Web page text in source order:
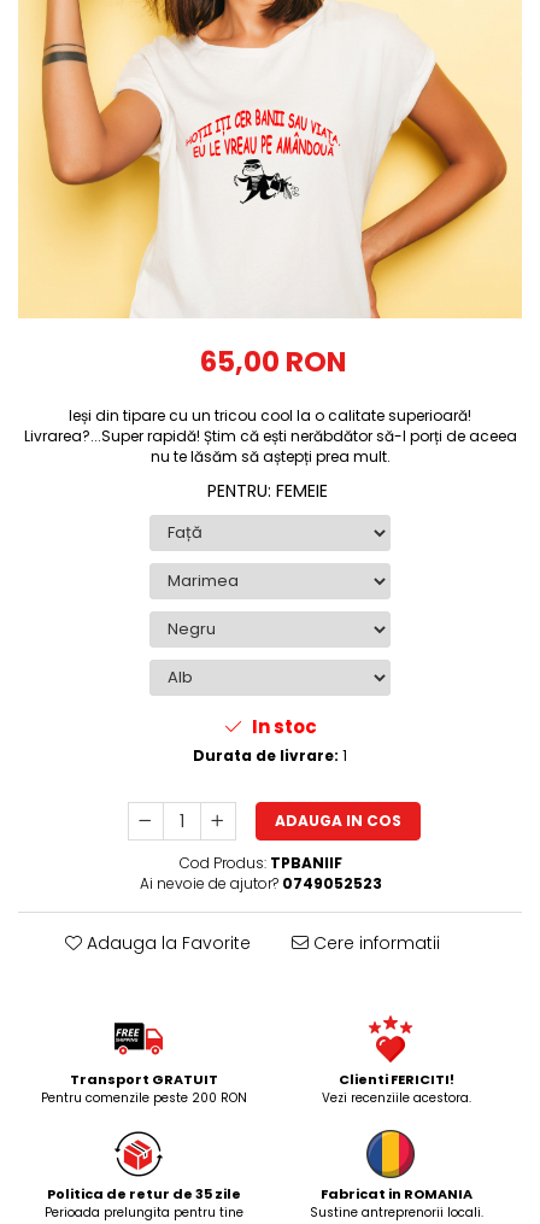
Tricouri Diverse
Tricouri Azi esti Tanar si maine...
Tricouri Motivationale
Tricouri Mamici
Tricouri Pensionari
Tricouri Animalute
Tricouri Stari
Tricouri Gameri
Tricouri Mesaje Virale
Tricouri Zicale Romanesti
Tricouri Copii
65,00 RON
Ieși din tipare cu un tricou cool la o calitate superioară!
Livrarea?...Super rapidă! Știm că ești nerăbdător să-l porți de aceea
nu te lăsăm să aștepți prea mult.
PENTRU: FEMEIE
In stoc
Durata de livrare: 1
ADAUGA IN COS
Cod Produs: TPBANIIF
Ai nevoie de ajutor? 0749052523
Adauga la Favorite Cere informatii
Transport GRATUIT
Pentru comenzile peste 200 RON
Clienti FERICITI!
Vezi recenziile acestora.
Politica de retur de 35 zile
Perioada prelungita pentru tine
Fabricat in ROMANIA
Sustine antreprenorii locali.